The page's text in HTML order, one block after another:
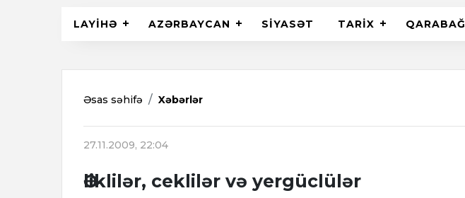
LAYİHƏ AZƏRBAYCAN SİYASƏT TARİX QARABAĞ
Əsas səhifə Xəbərlər
27.11.2009, 22:04
Әliklilər, ceklilər və yergüclülər